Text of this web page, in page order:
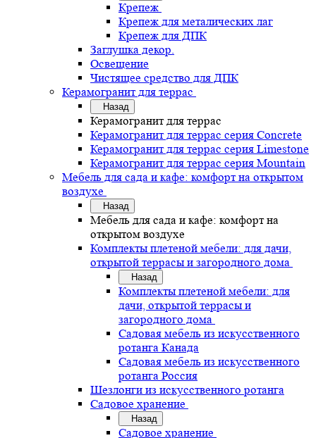
Крепеж
Крепеж для металических лаг
Крепеж для ДПК
Заглушка декор.
Освещение
Чистящее средство для ДПК
Керамогранит для террас
Назад
Керамогранит для террас
Керамогранит для террас серия Concrete
Керамогранит для террас серия Limestone
Керамогранит для террас серия Mountain
Мебель для сада и кафе: комфорт на открытом
воздухе
Назад
Мебель для сада и кафе: комфорт на
открытом воздухе
Комплекты плетеной мебели: для дачи,
открытой террасы и загородного дома
Назад
Комплекты плетеной мебели: для
дачи, открытой террасы и
загородного дома
Садовая мебель из искусственного
ротанга Канада
Садовая мебель из искусственного
ротанга Россия
Шезлонги из искусственного ротанга
Садовое хранение
Назад
Садовое хранение